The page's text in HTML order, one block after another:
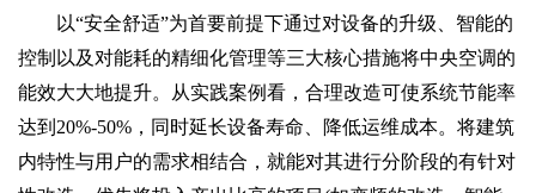
以“安全舒适”为首要前提下通过对设备的升级、智能的
控制以及对能耗的精细化管理等三大核心措施将中央空调的
能效大大地提升。从实践案例看，合理改造可使系统节能率
达到20%-50%，同时延长设备寿命、降低运维成本。将建筑
内特性与用户的需求相结合，就能对其进行分阶段的有针对